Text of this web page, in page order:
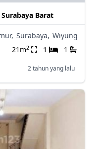
Barat
Surabaya, Wiyung
21m2 1 1
2 tahun yang lalu